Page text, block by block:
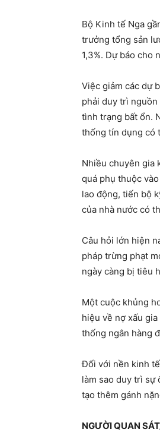
Bộ Kinh tế Nga
trưởng tổng sản
1,3%. Dự báo cho
Việc giảm các dự
phải duy trì
tình trạng bất ổn.
thống tín dụng có
Nhiều chuyên gia
quá phụ thuộc
lao động, tiến bộ
của nhà nước có
Câu hỏi lớn hiện
pháp trừng phạt
ngày càng bị tiêu
Một cuộc khủng
hiệu về nợ xấu
thống ngân hàng
Đối với nền kinh
làm sao duy trì sự
tạo thêm gánh
NGƯỜI QUAN